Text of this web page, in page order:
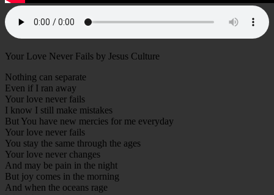
Your Love Never Fails by Jesus Culture
Nothing can separate
Even if I ran away
Your love never fails
I know I still make mistakes
But You have new mercies for me everyday
Your love never fails
You stay the same through the ages
Your love never changes
And may be pain in the night
But joy comes in the morning
And when the oceans rage